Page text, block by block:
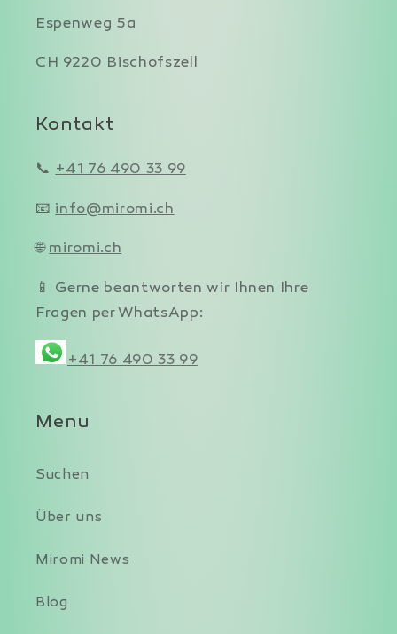
Espenweg 5a
CH 9220 Bischofszell
Kontakt
📞+41 76 490 33 99
📧 info@miromi.ch
🌐miromi.ch
📱 Gerne beantworten wir Ihnen Ihre
Fragen per WhatsApp:
+41 76 490 33 99
Menu
Suchen
Über uns
Miromi News
Blog